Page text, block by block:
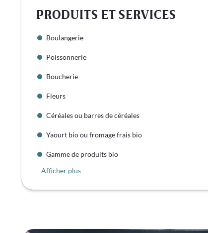
PRODUITS ET SERVICES
Boulangerie
Poissonnerie
Boucherie
Fleurs
Céréales ou barres de céréales
Yaourt bio ou fromage frais bio
Gamme de produits bio
Afficher plus